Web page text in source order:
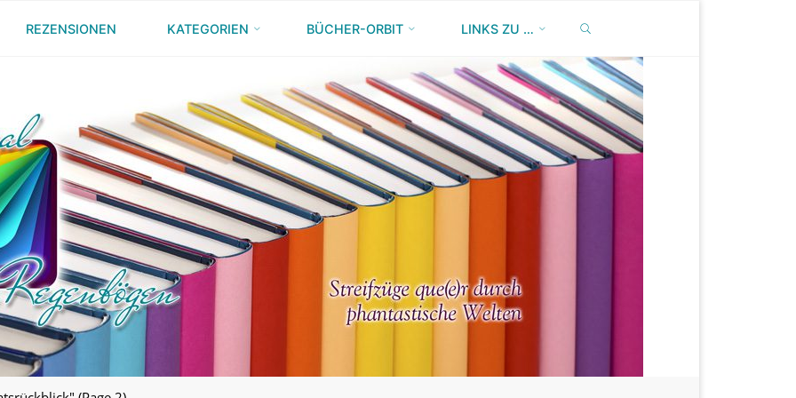
REZENSIONEN KATEGORIEN BÜCHER-ORBIT LINKS ZU …